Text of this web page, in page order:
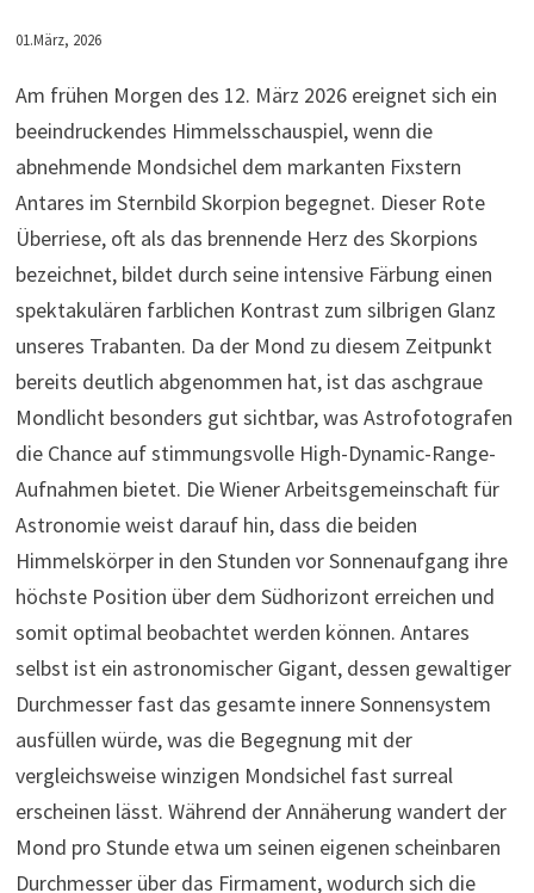
01.März, 2026
Am frühen Morgen des 12. März 2026 ereignet sich ein
beeindruckendes Himmelsschauspiel, wenn die
abnehmende Mondsichel dem markanten Fixstern
Antares im Sternbild Skorpion begegnet. Dieser Rote
Überriese, oft als das brennende Herz des Skorpions
bezeichnet, bildet durch seine intensive Färbung einen
spektakulären farblichen Kontrast zum silbrigen Glanz
unseres Trabanten. Da der Mond zu diesem Zeitpunkt
bereits deutlich abgenommen hat, ist das aschgraue
Mondlicht besonders gut sichtbar, was Astrofotografen
die Chance auf stimmungsvolle High-Dynamic-Range-
Aufnahmen bietet. Die Wiener Arbeitsgemeinschaft für
Astronomie weist darauf hin, dass die beiden
Himmelskörper in den Stunden vor Sonnenaufgang ihre
höchste Position über dem Südhorizont erreichen und
somit optimal beobachtet werden können. Antares
selbst ist ein astronomischer Gigant, dessen gewaltiger
Durchmesser fast das gesamte innere Sonnensystem
ausfüllen würde, was die Begegnung mit der
vergleichsweise winzigen Mondsichel fast surreal
erscheinen lässt. Während der Annäherung wandert der
Mond pro Stunde etwa um seinen eigenen scheinbaren
Durchmesser über das Firmament, wodurch sich die